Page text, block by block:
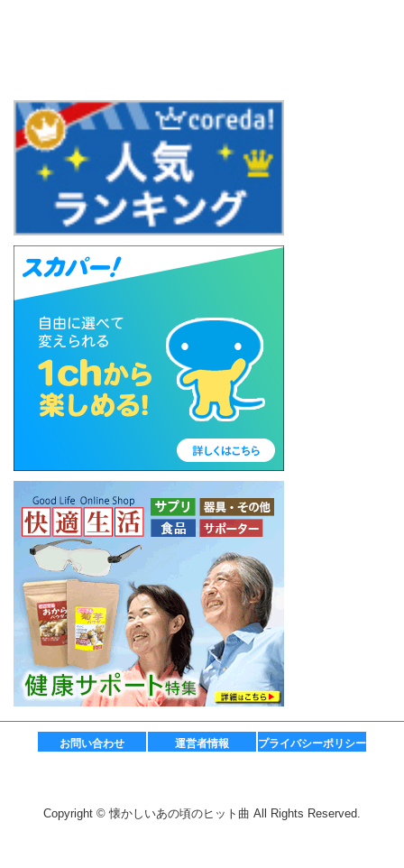
お問い合わせ 運営者情報 プライバシーポリシー
Copyright © 懐かしいあの頃のヒット曲 All Rights Reserved.